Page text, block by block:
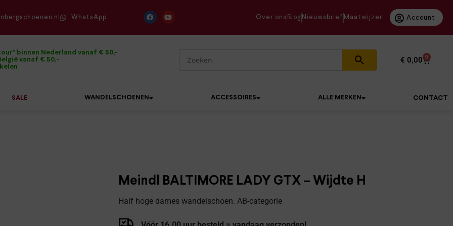
WhatsApp Over ons Blog Nieuwsbrief Maatwijzer Account
binnen Nederland vanaf € 50,-
vanaf € 50,-
€ 0,00 0
SALE WANDELSCHOENEN ACCESSOIRES ALLE MERKEN CONTACT
Meindl BALTIMORE LADY GTX – Wijdte H
Half hoge dames wandelschoen. AB-categorie